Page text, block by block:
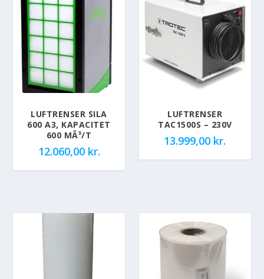
LUFTRENSER SILA
600 A3, KAPACITET
600 MÂ³/T
12.060,00 kr.
LUFTRENSER
TAC1500S – 230V
13.999,00 kr.